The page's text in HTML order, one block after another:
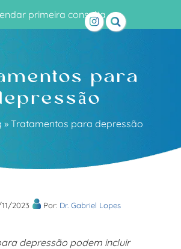
primeira consulta
para
» Tratamentos para depressão
2023 Por: Dr. Gabriel Lopes
depressão podem incluir